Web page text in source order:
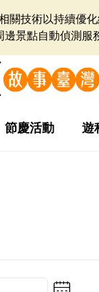
關技術以持續優
邊景點自動偵測服
節慶活動 遊